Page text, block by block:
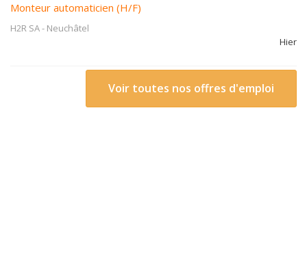
Monteur automaticien (H/F)
H2R SA- Neuchâtel
Hier
Voir toutes nos offres d'emploi